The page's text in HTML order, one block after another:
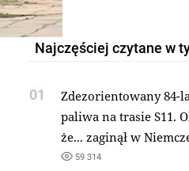
Najczęściej czytane w
01
Zdezorientowany 84-
paliwa na trasie S11.
że... zaginął w
59 314